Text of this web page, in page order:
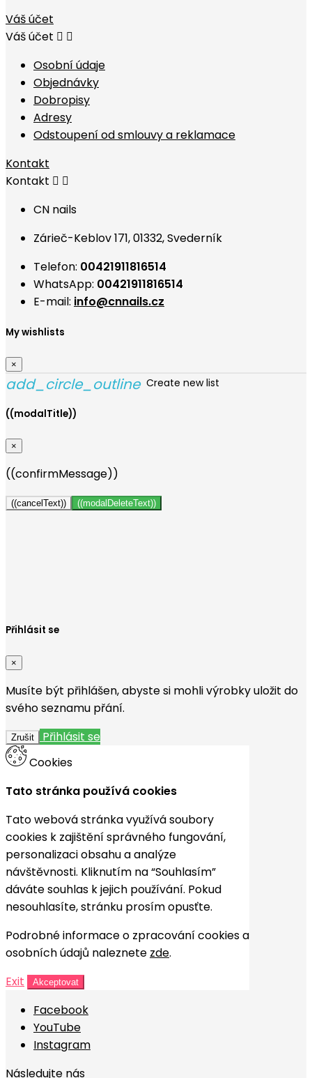
Váš účet
Váš účet  
Osobní údaje
Objednávky
Dobropisy
Adresy
Odstoupení od smlouvy a reklamace
Kontakt
Kontakt  
CN nails
Zárieč-Keblov 171, 01332, Svederník
Telefon: 00421911816514
WhatsApp: 00421911816514
E-mail: info@cnnails.cz
My wishlists
×
add_circle_outline Create new list
((modalTitle))
×
((confirmMessage))
((cancelText)) ((modalDeleteText))
Přihlásit se
×
Musíte být přihlášen, abyste si mohli výrobky uložit do
svého seznamu přání.
Zrušit
Přihlásit se
Cookies
Tato stránka používá cookies
Tato webová stránka využívá soubory
cookies k zajištění správného fungování,
personalizaci obsahu a analýze
návštěvnosti. Kliknutím na “Souhlasím”
dáváte souhlas k jejich používání. Pokud
nesouhlasíte, stránku prosím opusťte.
Podrobné informace o zpracování cookies a
osobních údajů naleznete zde.
Exit
Akceptovat
Facebook
YouTube
Instagram
Následujte nás